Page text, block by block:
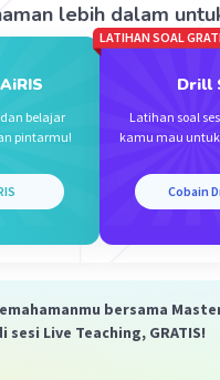
lebih dalam
belajar
pintarmu!
LATIHAN SOAL
Drill
Latihan soal
kamu mau
Cobain
bersama
sesi Live Teaching, GRATIS!